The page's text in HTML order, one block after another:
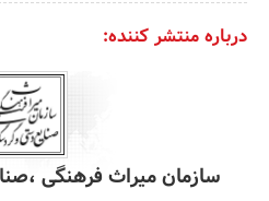
درباره منتشر کننده:
سازمان میراث فرهنگی